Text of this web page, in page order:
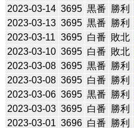
2023-03-14 3695 黒番 勝利
2023-03-13 3695 黒番 勝利
2023-03-11 3695 白番 敗北
2023-03-10 3695 白番 敗北
2023-03-08 3695 黒番 勝利
2023-03-08 3695 白番 勝利
2023-03-06 3695 黒番 勝利
2023-03-03 3695 白番 勝利
2023-03-01 3696 白番 勝利